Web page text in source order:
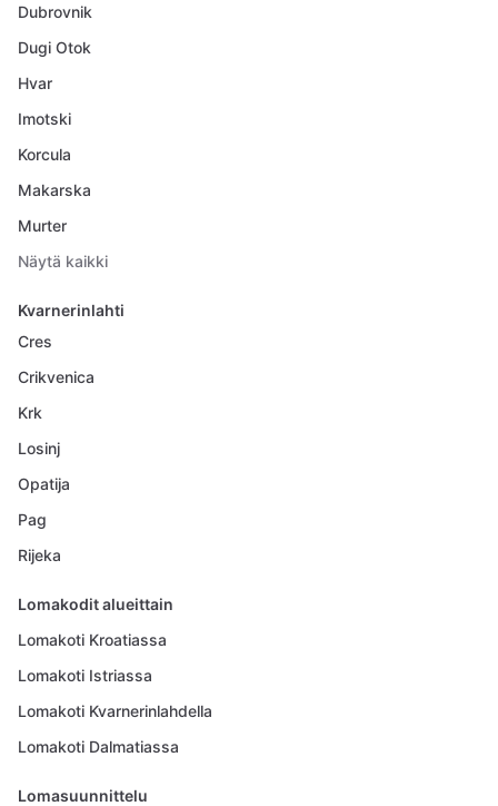
Dubrovnik
Dugi Otok
Hvar
Imotski
Korcula
Makarska
Murter
Näytä kaikki
Kvarnerinlahti
Cres
Crikvenica
Krk
Losinj
Opatija
Pag
Rijeka
Lomakodit alueittain
Lomakoti Kroatiassa
Lomakoti Istriassa
Lomakoti Kvarnerinlahdella
Lomakoti Dalmatiassa
Lomasuunnittelu